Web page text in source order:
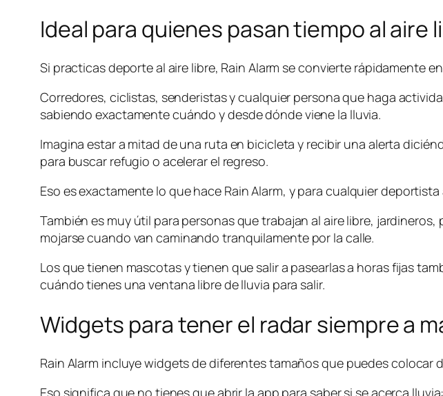
Ideal para quienes pasan tiempo al aire
Si practicas deporte al aire libre, Rain Alarm se convierte rápidamente
Corredores, ciclistas, senderistas y cualquier persona que haga
sabiendo exactamente cuándo y desde dónde viene la lluvia.
Imagina estar a mitad de una ruta en bicicleta y recibir una alerta
para buscar refugio o acelerar el regreso.
Eso es exactamente lo que hace Rain Alarm, y para cualquier
También es muy útil para personas que trabajan al aire libre,
mojarse cuando van caminando tranquilamente por la calle.
Los que tienen mascotas y tienen que salir a pasearlas a horas fijas
cuándo tienes una ventana libre de lluvia para salir.
Widgets para tener el radar siempre a
Rain Alarm incluye widgets de diferentes tamaños que puedes colocar